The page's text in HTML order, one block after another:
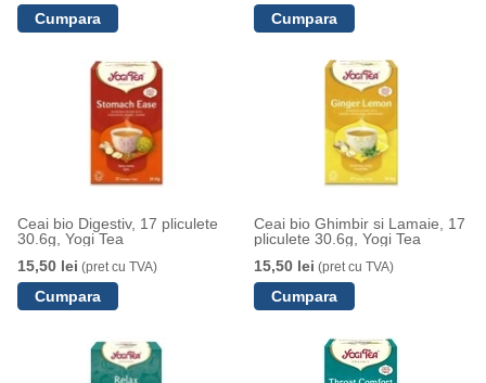
Ceai bio Digestiv, 17 pliculete
30.6g, Yogi Tea
15,50 lei (pret cu TVA)
Ceai bio Ghimbir si Lamaie, 17
pliculete 30.6g, Yogi Tea
15,50 lei (pret cu TVA)